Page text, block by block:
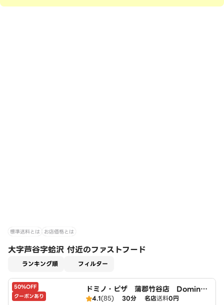
標準送料とは お店価格とは
大字芦谷字蛤沢 付近のファストフード
ランキング順 フィルター
50%OFF
クーポンあり
ドミノ・ピザ 蒲郡竹谷店 Domin
o's4.1(85) 30分 名店送料0円